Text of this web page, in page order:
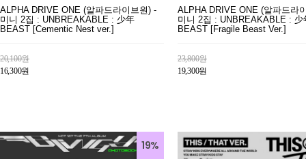
ALPHA DRIVE ONE (알파드라이브원) -
미니 2집 : UNBREAKABLE : 少年
BEAST [Cementic Nest ver.]
20,100원
16,300원
ALPHA DRIVE ONE (알파드라
미니 2집 : UNBREAKABLE : 少
BEAST [Fragile Beast Ver.]
23,800원
19,300원
19%